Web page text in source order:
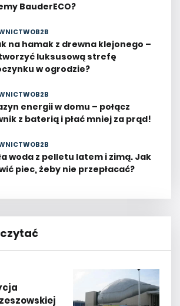
BauderECO?
na hamak z drewna klejonego –
luksusową strefę
w ogrodzie?
energii w domu – połącz
z baterią i płać mniej za prąd!
woda z pelletu latem i zimą. Jak
piec, żeby nie przepłacać?